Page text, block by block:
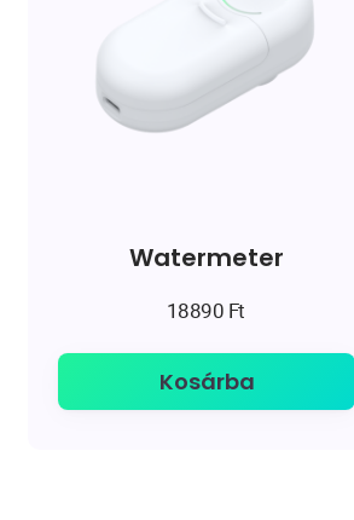
Watermeter
18890 Ft
Kosárba